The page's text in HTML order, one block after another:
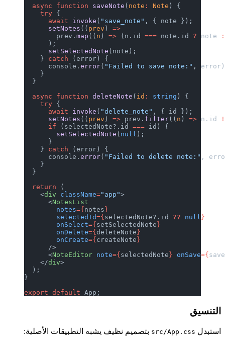
  async
function saveNote (note Note
) {
    try
{
      await
invoke ( "save_note"
, { note });
      setNotes
(( prev ) =>
        prev.
map (( n ) => (n.id === note.id
note
      );
      setSelectedNote
(note);
    }
catch
(error) {
      console.
error ( "Failed to save note:"
,
    }
  }
  async
function deleteNote (id string
) {
    try
{
      await
invoke ("delete_note"
, { id });
      setNotes
(( prev ) => prev.filter (( n ) => n.id
      if
(selectedNote?.id === id) {
        setSelectedNote
(null );
      }
    }
catch
(error) {
      console.
error ( "Failed to delete note:"
,
    }
  }
  return
(
    <
div className= "app"
      <
NotesList
        notes
={notes
        selectedId
={selectedNote?.id ?? null
        onSelect
={setSelectedNote
        onDelete
={deleteNote
        onCreate
={ createNote
      />
      <
NoteEditor note={selectedNote onSave={
    </
div
  );
export default App;
التنسيق
استبدل src/App.css بتصميم نظيف يشبه التطبيقات الأصلية: